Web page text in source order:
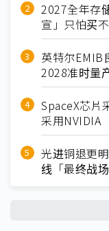
2027全年存
宣」只怕买
英特尔
2028准时量
SpaceX芯
采用NVIDIA
光进铜退更
线「最终战场